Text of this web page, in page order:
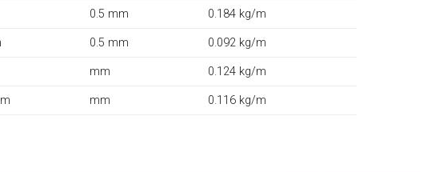
0.5 mm 0.184 kg/m
0.5 mm 0.092 kg/m
mm 0.124 kg/m
mm 0.116 kg/m